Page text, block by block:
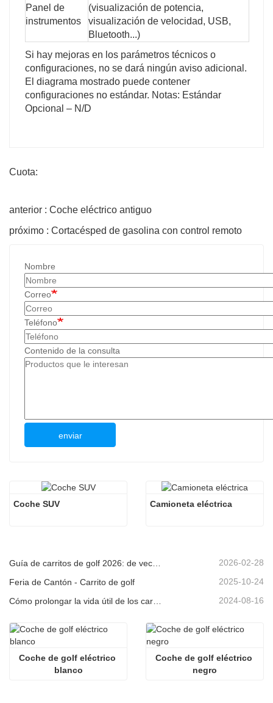
Panel de
instrumentos
(visualización de potencia,
visualización de velocidad, USB,
Bluetooth...)
Si hay mejoras en los parámetros técnicos o
configuraciones, no se dará ningún aviso adicional.
El diagrama mostrado puede contener
configuraciones no estándar. Notas: Estándar
Opcional – N/D
Cuota:
anterior : Coche eléctrico antiguo
próximo : Cortacésped de gasolina con control remoto
Nombre
Correo
Teléfono
Contenido de la consulta
enviar
Coche SUV Camioneta eléctrica
2026-02-28
Feria de Cantón - Carrito de golf 2025-10-24
Cómo prolongar la vida útil de los carritos de golf eléctricos 2024-08-16
Coche de golf eléctrico
blanco
Coche de golf eléctrico
negro